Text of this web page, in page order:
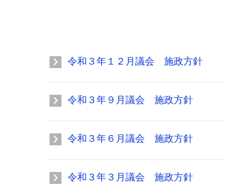
令和３年１２月議会 施政方針
令和３年９月議会 施政方針
令和３年６月議会 施政方針
令和３年３月議会 施政方針